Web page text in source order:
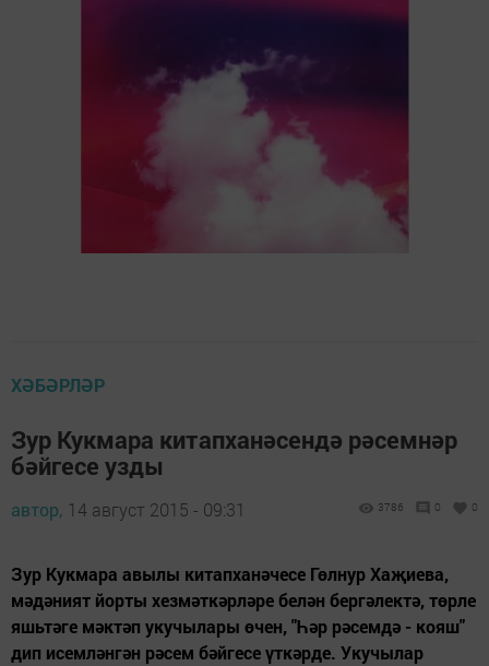
ХӘБӘРЛӘР
Зур Кукмара китапханәсендә рәсемнәр
бәйгесе узды
автор, 14 август 2015 - 09:31 3786 0 0
Зур Кукмара авылы китапханәчесе Гөлнур Хаҗиева,
мәдәният йорты хезмәткәрләре белән бергәлектә, төрле
яшьтәге мәктәп укучылары өчен, "Һәр рәсемдә - кояш"
дип исемләнгән рәсем бәйгесе үткәрде. Укучылар